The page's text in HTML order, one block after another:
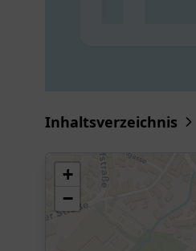
Inhaltsverzeichnis
+
−